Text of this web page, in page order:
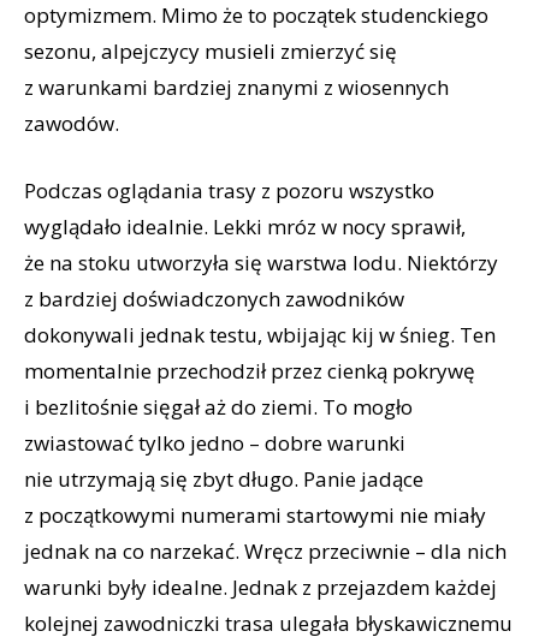
optymizmem. Mimo że to początek studenckiego
sezonu, alpejczycy musieli zmierzyć się
z warunkami bardziej znanymi z wiosennych
zawodów.
Podczas oglądania trasy z pozoru wszystko
wyglądało idealnie. Lekki mróz w nocy sprawił,
że na stoku utworzyła się warstwa lodu. Niektórzy
z bardziej doświadczonych zawodników
dokonywali jednak testu, wbijając kij w śnieg. Ten
momentalnie przechodził przez cienką pokrywę
i bezlitośnie sięgał aż do ziemi. To mogło
zwiastować tylko jedno – dobre warunki
nie utrzymają się zbyt długo. Panie jadące
z początkowymi numerami startowymi nie miały
jednak na co narzekać. Wręcz przeciwnie – dla nich
warunki były idealne. Jednak z przejazdem każdej
kolejnej zawodniczki trasa ulegała błyskawicznemu